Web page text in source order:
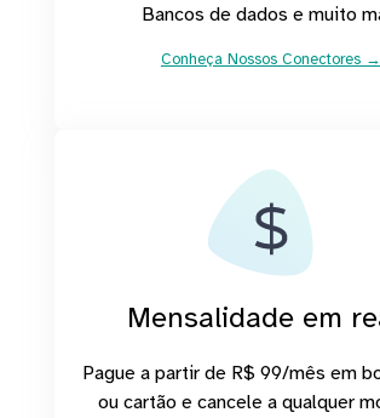
Bancos de dados e muito
Conheça Nossos Conectores →
Mensalidade em
Pague a partir de R$ 99/mês em
ou cartão e cancele a qualquer